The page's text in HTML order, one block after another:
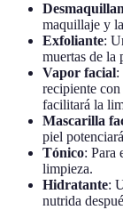
maquillaje y
Exfoliante:
muertas de la
Vapor facial:
recipiente
facilitará la
Mascarilla
piel
Tónico: Para
limpieza.
Hidratante:
nutrida